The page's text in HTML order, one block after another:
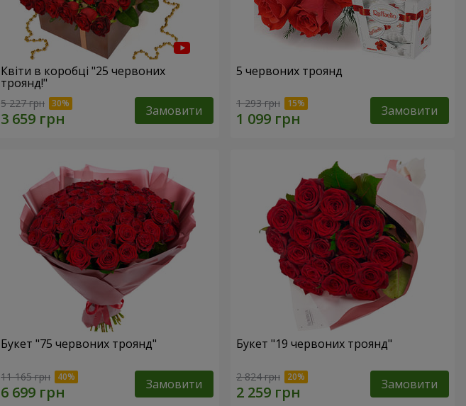
Квіти в коробці "25 червоних
троянд!"
5 227 грн Замовити
5 червоних троянд
1 293 грн Замовити
Букет "75 червоних троянд"
11 165 грн Замовити
Букет "19 червоних троянд"
2 824 грн Замовити